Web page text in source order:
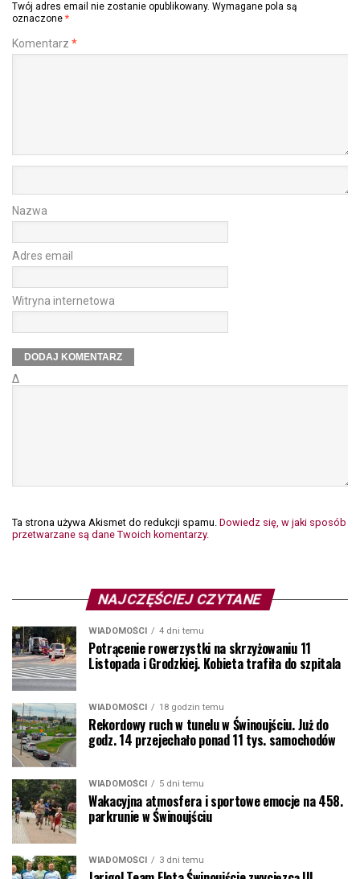
Twój adres email nie zostanie opublikowany. Wymagane pola są
oznaczone *
Komentarz *
Nazwa
Adres email
Witryna internetowa
Δ
Ta strona używa Akismet do redukcji spamu. Dowiedz się, w jaki sposób
przetwarzane są dane Twoich komentarzy.
NAJCZĘŚCIEJ CZYTANE
WIADOMOŚCI 4 dni temu
Potrącenie rowerzystki na skrzyżowaniu 11
Listopada i Grodzkiej. Kobieta trafiła do szpitala
WIADOMOŚCI 18 godzin temu
Rekordowy ruch w tunelu w Świnoujściu. Już do
godz. 14 przejechało ponad 11 tys. samochodów
WIADOMOŚCI 5 dni temu
Wakacyjna atmosfera i sportowe emocje na 458.
parkrunie w Świnoujściu
WIADOMOŚCI 3 dni temu